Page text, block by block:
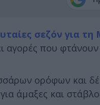
σεζόν για τη
αγορές που
ορόφων και
άμαξες και